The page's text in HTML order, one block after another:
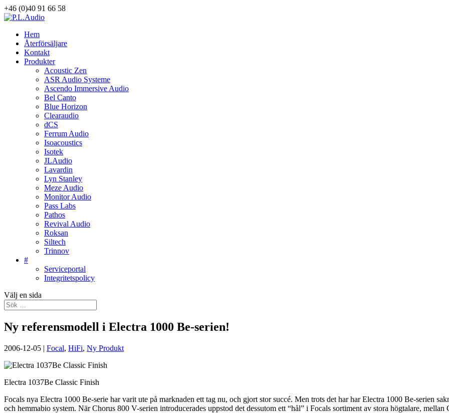
+46 (0)40 91 66 58
Hem
Återförsäljare
Kontakt
Produkter
Acoustic Zen
ASR Audio Systeme
Ascendo Immersive Audio
Bel Canto
Blue Horizon
Clearaudio
dCS
Ferrum Audio
Isoacoustics
Isotek
JLAudio
Lavardin
Lyn Stanley
Meze Audio
Monitor Audio
Pass Labs
Pathos
Revival Audio
Roksan
Siltech
Trinnov
#
Serviceportal
Integritetspolicy
Välj en sida
Ny referensmodell i Electra 1000 Be-serien!
2006-12-05 | Focal, HiFi, Ny Produkt
Electra 1037Be Classic Finish
Focals nya Electra 1000 Be-serie har varit ute på marknaden ett tag nu, och gjort stor succé. Men trots det har har Electra 1000 Be-serien
och hemmabio system. När Chorus 800 V-serien introducerades uppstod det dessutom ett “hål” i Focals sortiment av stora högtalare,